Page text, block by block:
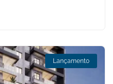
Lançamento